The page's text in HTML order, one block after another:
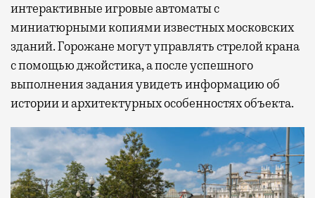
интерактивные игровые автоматы с
миниатюрными копиями известных московских
зданий. Горожане могут управлять стрелой крана
с помощью джойстика, а после успешного
выполнения задания увидеть информацию об
истории и архитектурных особенностях объекта.